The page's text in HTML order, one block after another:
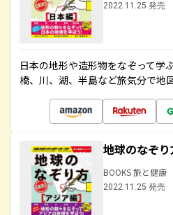
2022.11.25 発売
日本の地形や造形物をなぞって学
橋、川、湖、半島など旅気分で地
地球のなぞ
BOOKS 旅と健康
2022.11.25 発売